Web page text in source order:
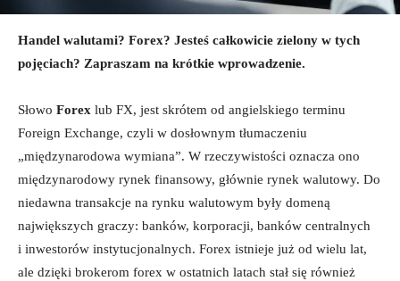
Handel walutami? Forex? Jesteś całkowicie zielony w tych
pojęciach? Zapraszam na krótkie wprowadzenie.
Słowo Forex lub FX, jest skrótem od angielskiego terminu
Foreign Exchange, czyli w dosłownym tłumaczeniu
„międzynarodowa wymiana”. W rzeczywistości oznacza ono
międzynarodowy rynek finansowy, głównie rynek walutowy. Do
niedawna transakcje na rynku walutowym były domeną
największych graczy: banków, korporacji, banków centralnych
i inwestorów instytucjonalnych. Forex istnieje już od wielu lat,
ale dzięki brokerom forex w ostatnich latach stał się również